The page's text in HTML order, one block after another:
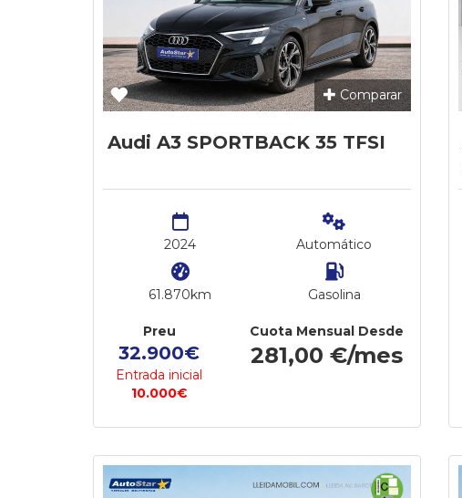
Comparar
Audi A3 SPORTBACK 35 TFSI
2024
61.870km
Automático
Gasolina
Preu
32.900€
Entrada inicial
10.000€
Cuota Mensual Desde
281,00 €/mes